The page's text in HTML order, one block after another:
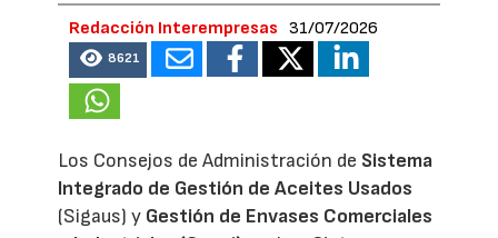
Redacción Interempresas 31/07/2026
8621
Los Consejos de Administración de Sistema
Integrado de Gestión de Aceites Usados
(Sigaus) y Gestión de Envases Comerciales